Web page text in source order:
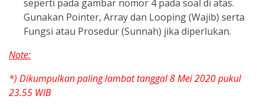
seperti pada gambar nomor 4 pada soal di atas.
Gunakan Pointer, Array dan Looping (Wajib) serta
Fungsi atau Prosedur (Sunnah) jika diperlukan.
Note:
*) Dikumpulkan paling lambat tanggal 8 Mei 2020 pukul
23.55 WIB